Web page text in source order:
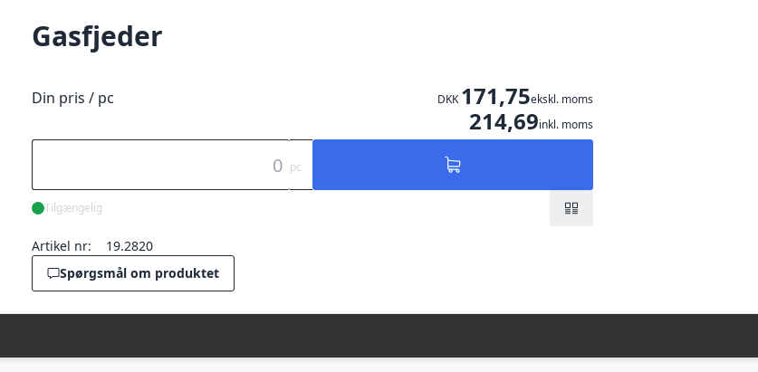
Gasfjeder
Din pris / pc DKK 171,75ekskl. moms
214,69inkl. moms
pc
Tilgængelig
Artikel nr:
19.2820
Spørgsmål om produktet